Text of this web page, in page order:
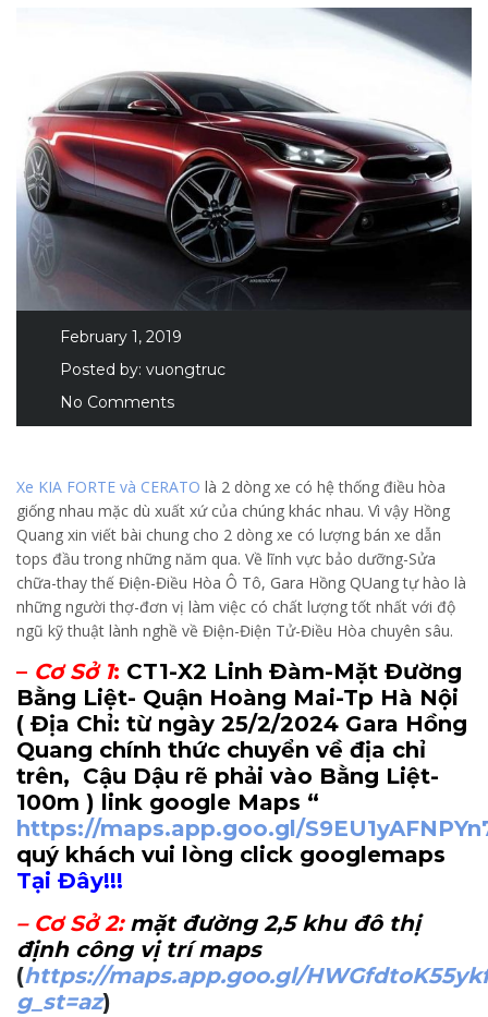
February 1, 2019
Posted by: vuongtruc
No Comments
Xe KIA FORTE và CERATO là 2 dòng xe có hệ thống điều hòa
giống nhau mặc dù xuất xứ của chúng khác nhau. Vì vậy Hồng
Quang xin viết bài chung cho 2 dòng xe có lượng bán xe dẫn
tops đầu trong những năm qua. Về lĩnh vực bảo dưỡng-Sửa
chữa-thay thế Điện-Điều Hòa Ô Tô, Gara Hồng QUang tự hào là
những người thợ-đơn vị làm việc có chất lượng tốt nhất với độ
ngũ kỹ thuật lành nghề về Điện-Điện Tử-Điều Hòa chuyên sâu.
– Cơ Sở 1: CT1-X2 Linh Đàm-Mặt Đường
Bằng Liệt- Quận Hoàng Mai-Tp Hà Nội
( Địa Chỉ: từ ngày 25/2/2024 Gara Hồng
Quang chính thức chuyển về địa chỉ
trên, Cậu Dậu rẽ phải vào Bằng Liệt-
100m ) link google Maps “
https://maps.app.goo.gl/
quý khách vui lòng click googlemaps
Tại Đây!!!
– Cơ Sở 2: mặt đường 2,5 khu đô thị
định công vị trí maps
(https://maps.app.goo.gl/
g_st=az)